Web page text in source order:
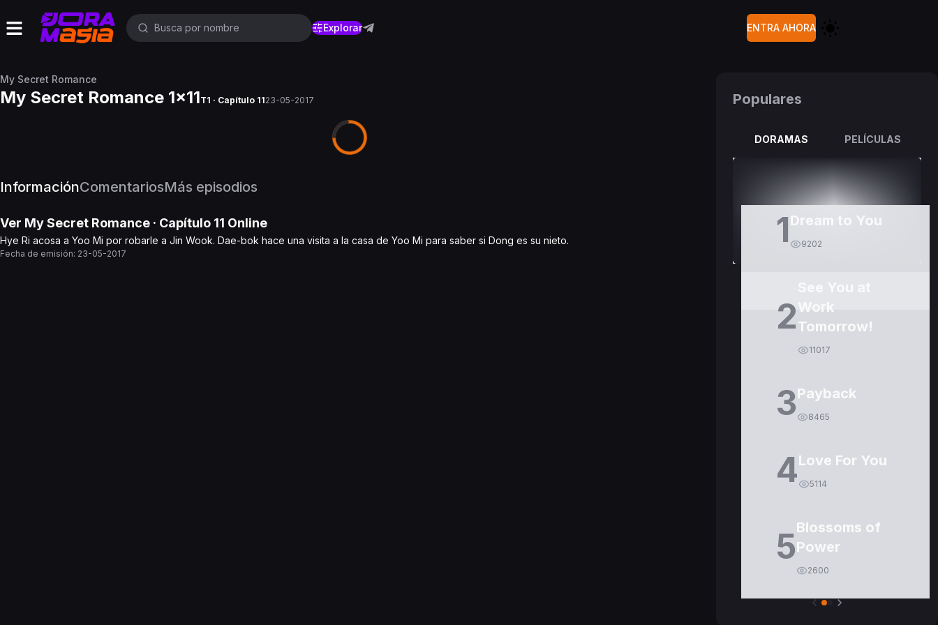
Explorar ENTRA AHORA
My Secret Romance
My Secret Romance 1x11T1 · Capítulo 1123-05-2017
InformaciónComentariosMás episodios
Ver My Secret Romance · Capítulo 11 Online
Hye Ri acosa a Yoo Mi por robarle a Jin Wook. Dae-bok hace una visita a la casa de Yoo Mi para saber si Dong es su nieto.
Fecha de emisión: 23-05-2017
Populares
DORAMAS PELÍCULAS
1Dream to You
9202
2Work
Tomorrow!
11017
3Payback
8465
4Love For You
5114
5Blossoms of
Power
2600